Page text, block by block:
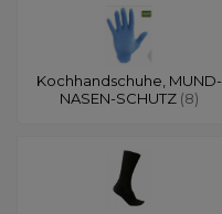
Kochhandschuhe, MUND-
NASEN-SCHUTZ (8)